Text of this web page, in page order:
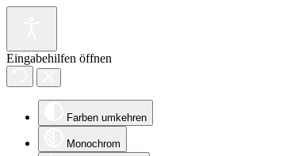
Eingabehilfen öffnen
Farben umkehren
Monochrom